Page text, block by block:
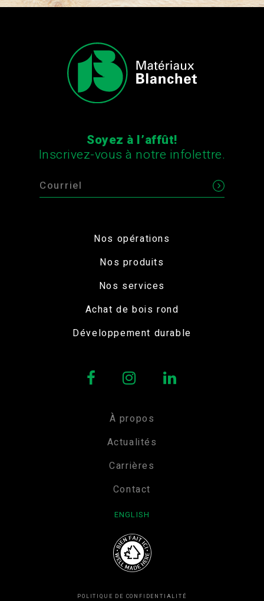
Soyez à l’affût!
Inscrivez-vous à notre infolettre.
Nos opérations
Nos produits
Nos services
Achat de bois rond
Développement durable
À propos
Actualités
Carrières
Contact
ENGLISH
POLITIQUE DE CONFIDENTIALITÉ